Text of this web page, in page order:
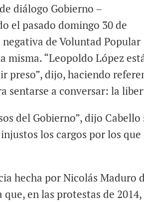
diálogo Gobierno –
el pasado domingo 30 de
de Voluntad Popular
misma. “Leopoldo López
preso”, dijo, haciendo
sentarse a conversar: la
del Gobierno”, dijo
los cargos por los
hecha por Nicolás Maduro
en las protestas de